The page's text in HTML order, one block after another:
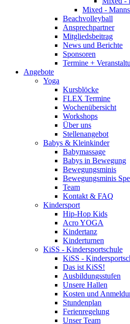
Mixed -
Beachvolleyball
Ansprechpartner
Mitgliedsbeitrag
News und Berichte
Sponsoren
Termine +
Angebote
Yoga
Kursblöcke
FLEX Termine
Wochenübersicht
Workshops
Über uns
Stellenangebot
Babys & Kleinkinder
Babymassage
Babys in Bewegung
Bewegungsminis
Bewegungsminis
Team
Kontakt & FAQ
Kindersport
Hip-Hop Kids
Acro YOGA
Kindertanz
Kinderturnen
KiSS - Kindersportschule
KiSS -
Das ist KiSS!
Ausbildungsstufen
Unsere Hallen
Kosten und
Stundenplan
Ferienregelung
Unser Team